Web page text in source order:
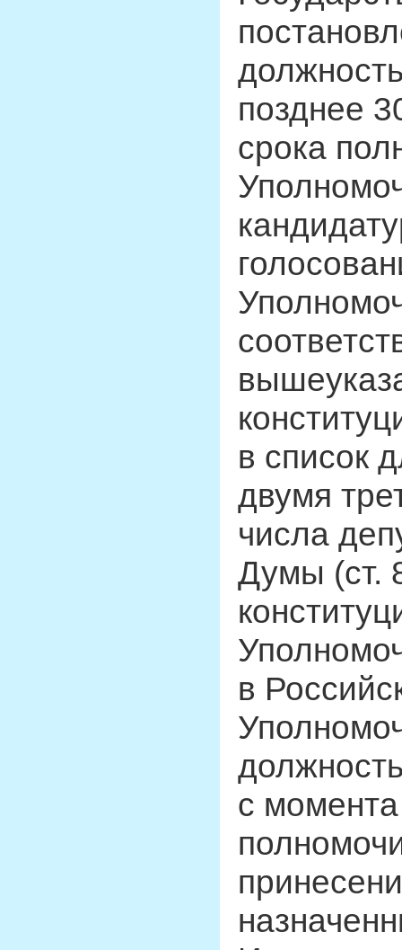
позднее
срока
в список
двумя
числа
Думы (ст.
в
с